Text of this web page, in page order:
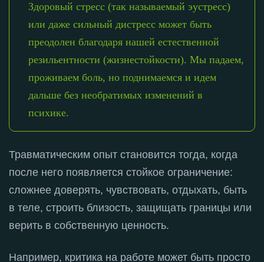
Здоровый стресс (так называемый эустресс)
или даже сильный дистресс может быть
преодолен благодаря нашей естественной
резильентности (жизнестойкости). Мы падаем,
проживаем боль, но поднимаемся и идем
дальше без необратимых изменений в
психике.
Травматическим опыт становится тогда, когда
после него появляется стойкое ограничение:
сложнее доверять, чувствовать, отдыхать, быть
в теле, строить близость, защищать границы или
верить в собственную ценность.
Например, критика на работе может быть просто